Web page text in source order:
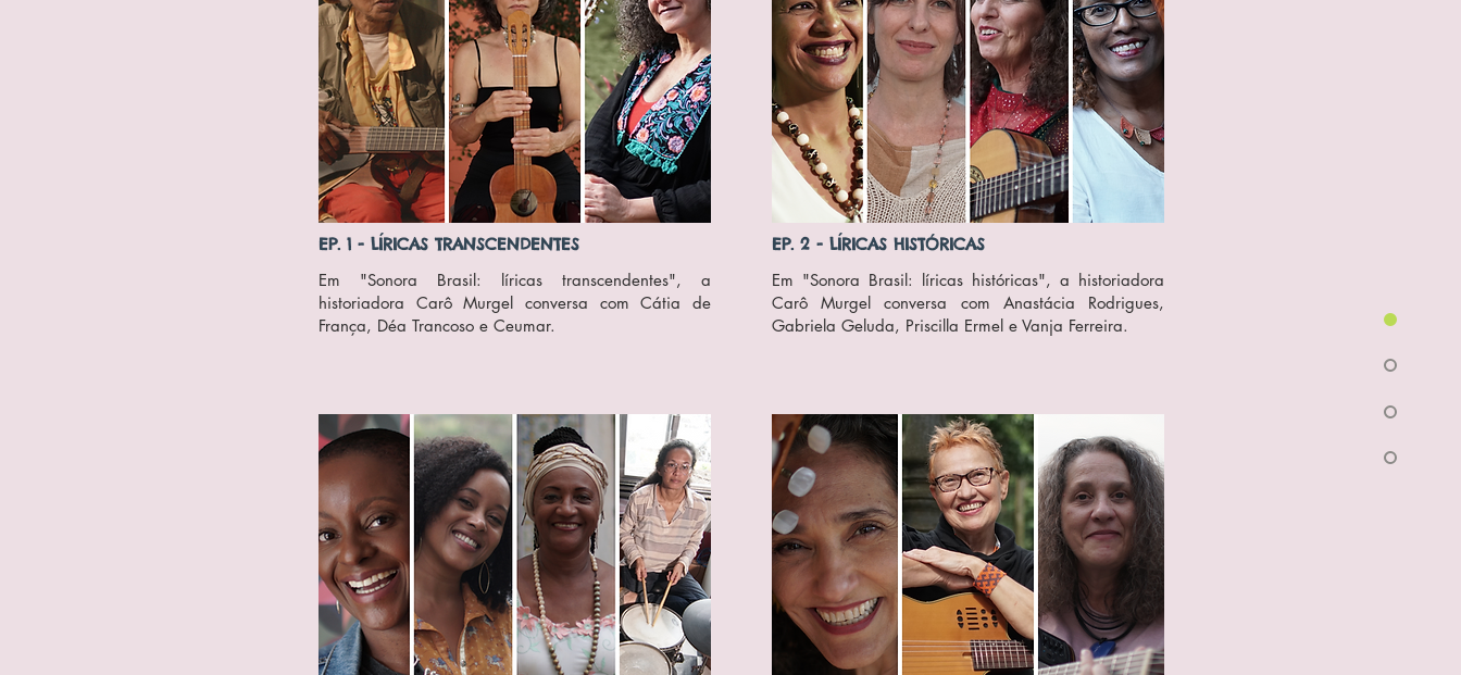
EP. 1 - LÍRICAS TRANSCENDENTES
Em "Sonora Brasil: líricas transcendentes", a
historiadora Carô Murgel conversa com Cátia de
França, Déa Trancoso e Ceumar.
EP. 2 - LÍRICAS HISTÓRICAS
Em "Sonora Brasil: líricas históricas", a historiadora
Carô Murgel conversa com Anastácia Rodrigues,
Gabriela Geluda, Priscilla Ermel e Vanja Ferreira.